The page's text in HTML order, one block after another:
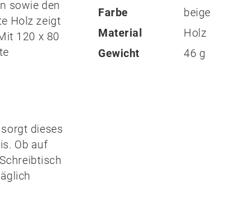
sowie den
Holz zeigt
120 x 80
sorgt dieses
Ob auf
Farbe
beige
Material
Holz
Gewicht
46 g